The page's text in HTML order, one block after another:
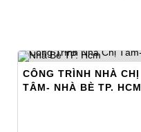
CÔNG TRÌNH NHÀ CHỊ
TÂM- NHÀ BÈ TP. HCM